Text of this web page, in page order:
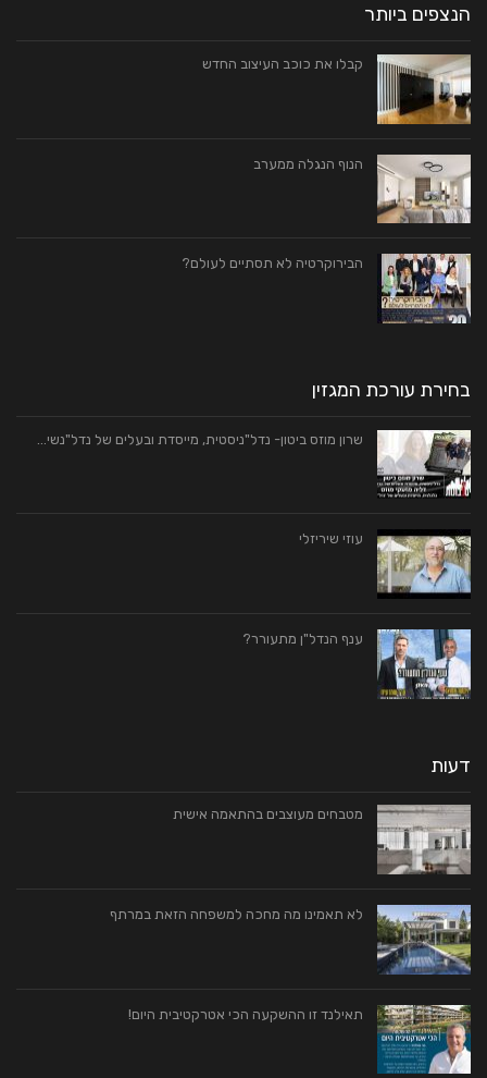
הנצפים ביותר
קבלו את כוכב העיצוב החדש
הנוף הנגלה ממערב
הבירוקרטיה לא תסתיים לעולם?
בחירת עורכת המגזין
שרון מוזס ביטון- נדל"ניסטית, מייסדת ובעלים של נדל"נשי…
עוזי שיריזלי
ענף הנדל"ן מתעורר?
דעות
מטבחים מעוצבים בהתאמה אישית
לא תאמינו מה מחכה למשפחה הזאת במרתף
תאילנד זו ההשקעה הכי אטרקטיבית היום!